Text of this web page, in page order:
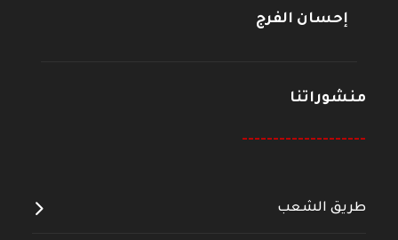
إحسان الفرج
منشوراتنا
--------------------
طريق الشعب